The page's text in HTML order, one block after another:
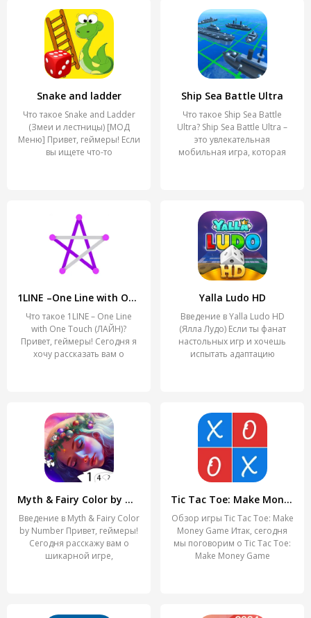
Snake and ladder
Что такое Snake and Ladder
(Змеи и лестницы) [МОД
Меню] Привет, геймеры! Если
вы ищете что-то
Ship Sea Battle Ultra
Что такое Ship Sea Battle
Ultra? Ship Sea Battle Ultra –
это увлекательная
мобильная игра, которая
1LINE –One Line with One Touch
Что такое 1LINE – One Line
with One Touch (ЛАЙН)?
Привет, геймеры! Сегодня я
хочу рассказать вам о
Yalla Ludo HD
Введение в Yalla Ludo HD
(Ялла Лудо) Если ты фанат
настольных игр и хочешь
испытать адаптацию
Myth & Fairy Color by Number
Введение в Myth & Fairy Color
by Number Привет, геймеры!
Сегодня расскажу вам о
шикарной игре,
Tic Tac Toe: Make Money Game
Обзор игры Tic Tac Toe: Make
Money Game Итак, сегодня
мы поговорим о Tic Tac Toe:
Make Money Game